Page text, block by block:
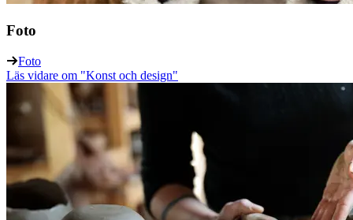
Foto
Foto
Läs vidare om "Konst och design"